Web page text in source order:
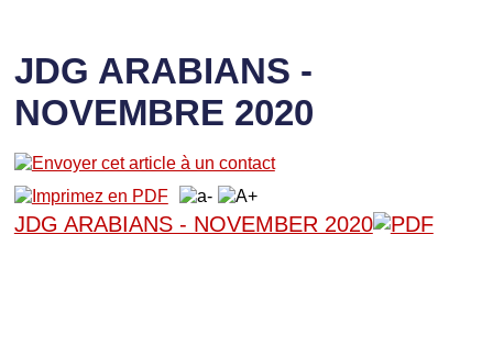
JDG ARABIANS -
NOVEMBRE 2020
JDG ARABIANS - NOVEMBER 2020